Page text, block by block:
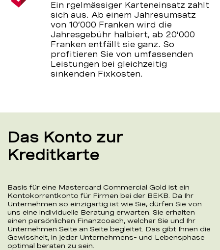
Ein rgelmässiger Karteneinsatz zahlt
sich aus. Ab einem Jahresumsatz
von 10’000 Franken wird die
Jahresgebühr halbiert, ab 20’000
Franken entfällt sie ganz. So
profitieren Sie von umfassenden
Leistungen bei gleichzeitig
sinkenden Fixkosten.
Das Konto zur
Kreditkarte
Basis für eine Mastercard Commercial Gold ist ein
Kontokorrentkonto für Firmen bei der BEKB. Da Ihr
Unternehmen so einzigartig ist wie Sie, dürfen Sie von
uns eine individuelle Beratung erwarten. Sie erhalten
einen persönlichen Finanzcoach, welcher Sie und Ihr
Unternehmen Seite an Seite begleitet. Das gibt Ihnen die
Gewissheit, in jeder Unternehmens- und Lebensphase
optimal beraten zu sein.